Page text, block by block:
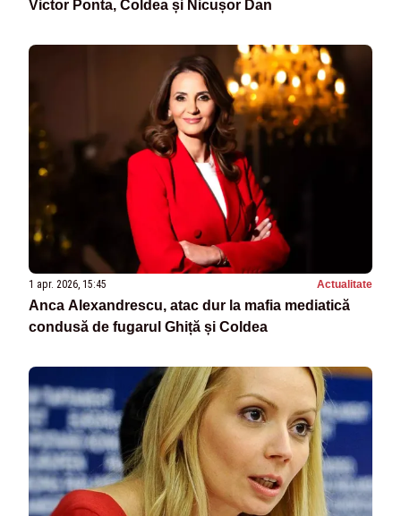
Victor Ponta, Coldea și Nicușor Dan
1 apr. 2026, 15:45 Actualitate
Anca Alexandrescu, atac dur la mafia mediatică
condusă de fugarul Ghiță și Coldea